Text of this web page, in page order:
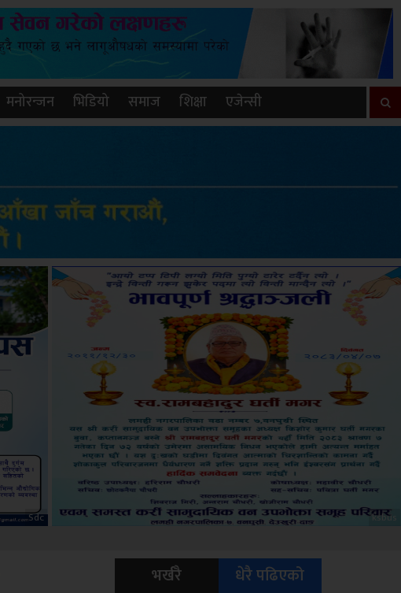
मनोरन्जन भिडियो समाज शिक्षा एजेन्सी
ksbus Amb
भर्खरै धेरै पढिएको